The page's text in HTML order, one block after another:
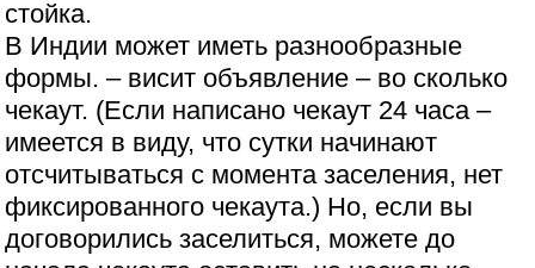
стойка.
В Индии может иметь разнообразные
формы. – висит объявление – во сколько
чекаут. (Если написано чекаут 24 часа –
имеется в виду, что сутки начинают
отсчитываться с момента заселения, нет
фиксированного чекаута.) Но, если вы
договорились заселиться, можете до